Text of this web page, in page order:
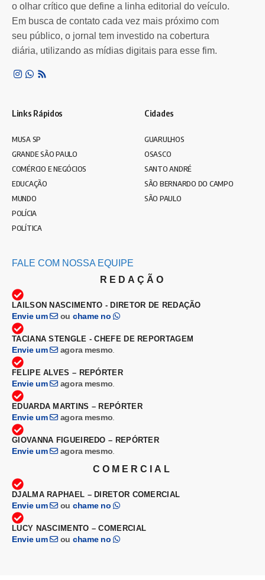
o olhar crítico que define a linha editorial do veículo.
Em busca de contato cada vez mais próximo com
seu público, o jornal tem investido na cobertura
diária, utilizando as mídias digitais para esse fim.
Links Rápidos
MUSA SP
GRANDE SÃO PAULO
COMÉRCIO E NEGÓCIOS
EDUCAÇÃO
MUNDO
POLÍCIA
POLÍTICA
Cidades
GUARULHOS
OSASCO
SANTO ANDRÉ
SÃO BERNARDO DO CAMPO
SÃO PAULO
FALE COM NOSSA EQUIPE
REDAÇÃO
LAILSON NASCIMENTO - DIRETOR DE REDAÇÃO
Envie um ou chame no
TACIANA STENGLE - CHEFE DE REPORTAGEM
Envie um agora mesmo
FELIPE ALVES – REPÓRTER
Envie um agora mesmo
EDUARDA MARTINS – REPÓRTER
Envie um agora mesmo
GIOVANNA FIGUEIREDO – REPÓRTER
Envie um agora mesmo
COMERCIAL
DJALMA RAPHAEL – DIRETOR COMERCIAL
Envie um ou chame no
LUCY NASCIMENTO – COMERCIAL
Envie um ou chame no